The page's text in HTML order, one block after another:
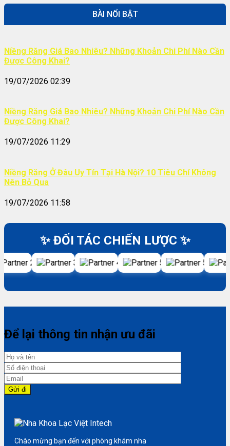
BÀI NỔI BẬT
Niềng Răng Giá Bao Nhiêu? Những Khoản Chi Phí Nào Cần
Được Công Khai?
19/07/2026 02:39
Niềng Răng Giá Bao Nhiêu? Những Khoản Chi Phí Nào Cần
Được Công Khai?
19/07/2026 11:29
Niềng Răng Ở Đâu Uy Tín Tại Hà Nội? 10 Tiêu Chí Không
Nên Bỏ Qua
19/07/2026 11:58
✨ ĐỐI TÁC CHIẾN LƯỢC ✨
Để lại thông tin nhận ưu đãi
Chào mừng bạn đến với phòng khám nha